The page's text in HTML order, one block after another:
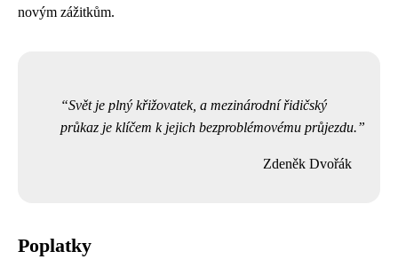
novým zážitkům.
Svět je plný křižovatek, a mezinárodní řidičský
průkaz je klíčem k jejich bezproblémovému průjezdu.
Zdeněk Dvořák
Poplatky